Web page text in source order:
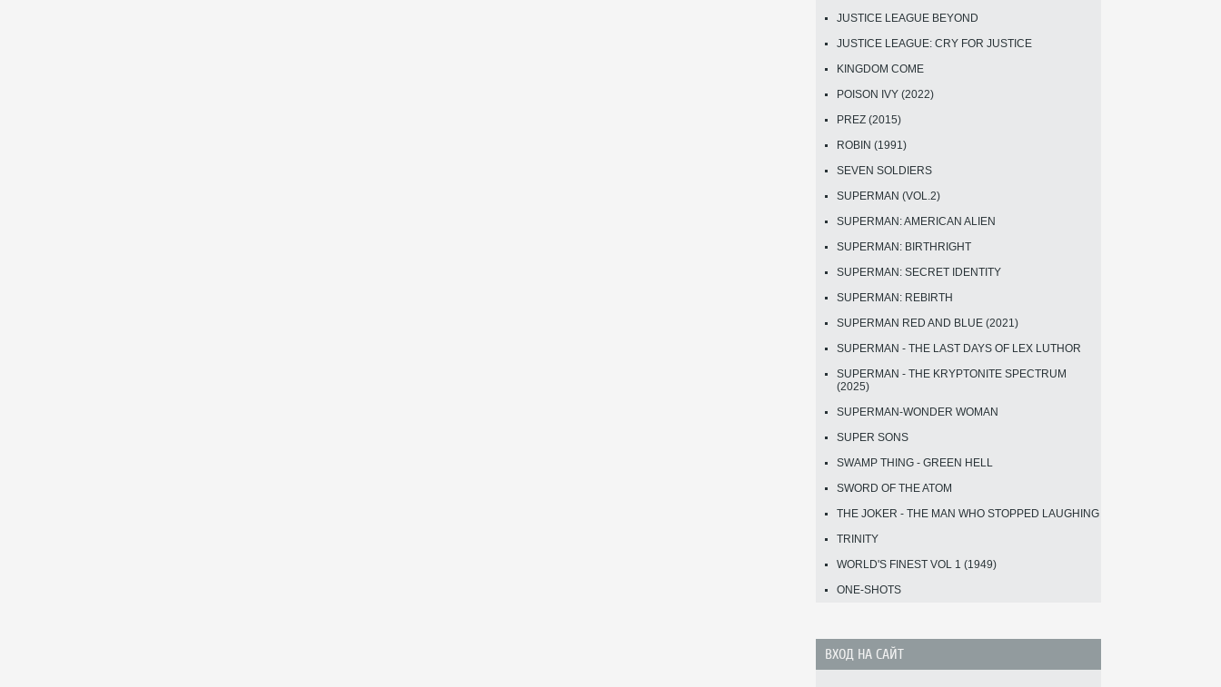
JUSTICE LEAGUE BEYOND
JUSTICE LEAGUE: CRY FOR JUSTICE
KINGDOM COME
POISON IVY (2022)
PREZ (2015)
ROBIN (1991)
SEVEN SOLDIERS
SUPERMAN (VOL.2)
SUPERMAN: AMERICAN ALIEN
SUPERMAN: BIRTHRIGHT
SUPERMAN: SECRET IDENTITY
SUPERMAN: REBIRTH
SUPERMAN RED AND BLUE (2021)
SUPERMAN - THE LAST DAYS OF LEX LUTHOR
SUPERMAN - THE KRYPTONITE SPECTRUM
(2025)
SUPERMAN-WONDER WOMAN
SUPER SONS
SWAMP THING - GREEN HELL
SWORD OF THE ATOM
THE JOKER - THE MAN WHO STOPPED LAUGHING
TRINITY
WORLD'S FINEST VOL 1 (1949)
ONE-SHOTS
ВХОД НА САЙТ